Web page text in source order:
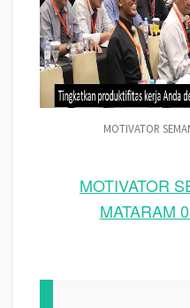
MOTIVATOR
MOTIVATOR
MATARAM